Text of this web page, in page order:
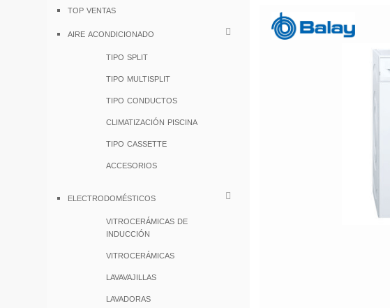
top ventas
aire acondicionado
tipo split
tipo multisplit
tipo conductos
climatización piscina
tipo cassette
accesorios
electrodomésticos
vitrocerámicas de
inducción
vitrocerámicas
lavavajillas
lavadoras